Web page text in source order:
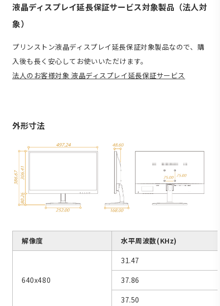
液晶ディスプレイ延長保証サービス対象製品（法人対
象）
プリンストン液晶ディスプレイ延長保証対象製品なので、購
入後も長く安心してお使いいただけます。
法人のお客様対象 液晶ディスプレイ延長保証サービス
外形寸法
解像度 水平周波数(KHz)
640x480
31.47
37.86
37.50